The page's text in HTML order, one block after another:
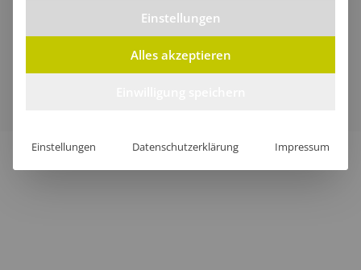
Verkauf nur an Unternehmer, Gewerbetreibende,
Freiberufler und öffentliche Institutionen, nicht jedoch an
Einstellungen
Alles akzeptieren
Einstellungen Datenschutzerklärung Impressum